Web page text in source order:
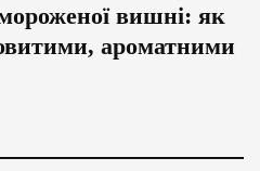
вишні: як
ароматними